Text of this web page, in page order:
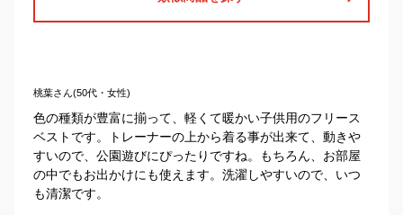
桃葉さん(50代・女性)
色の種類が豊富に揃って、軽くて暖かい子供用のフリース
ベストです。トレーナーの上から着る事が出来て、動きや
すいので、公園遊びにぴったりですね。もちろん、お部屋
の中でもお出かけにも使えます。洗濯しやすいので、いつ
も清潔です。